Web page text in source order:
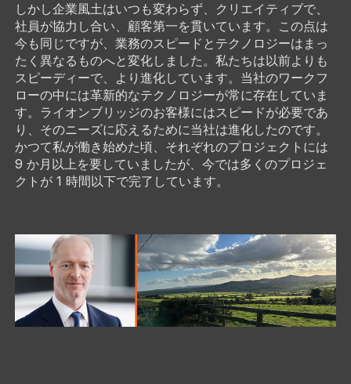
しかし企業風土はいつも変わらず、クリエイティブで、
社員が協力し合い、顧客第一を貫いています。この点は
今も同じですが、業務のスピードとテクノロジーはまっ
たく異なるものへと変化しました。私たちは以前よりも
スピーディーで、より進化しています。当社のワークフ
ローの中には革新的なテクノロジーが常に存在していま
す。ライオンブリッジのお客様にはスピードが必要であ
り、そのニーズに応えるために当社は進化したのです。
かつて私が働き始めた頃、それぞれのプロジェクトには
9 か月以上を要していましたが、今では多くのプロジェ
クトが 1 時間以下で完了しています。